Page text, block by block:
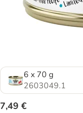
6 x 70 g
2603049.1
7,49 €